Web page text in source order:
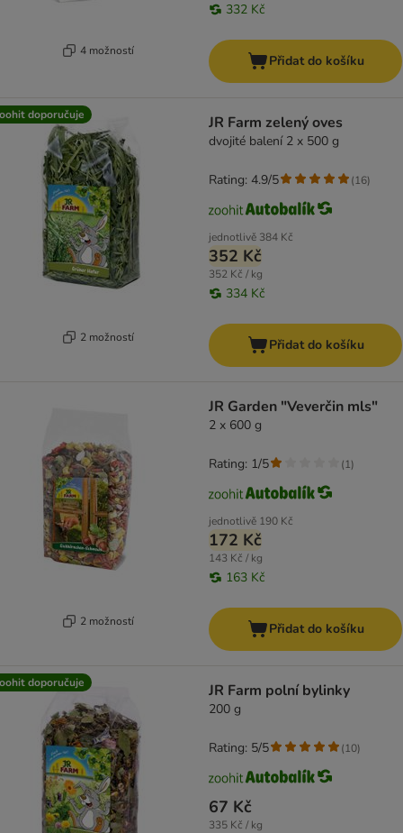
4 možností
332 Kč
Přidat do košíku
doporučuje
2 možností
JR Farm zelený oves
dvojité balení 2 x 500 g
jednotlivě 384 Kč
352 Kč
352 Kč / kg
334 Kč
Rating: 4.9/5 (16)
Přidat do košíku
2 možností
JR Garden "Veverčin mls"
2 x 600 g
jednotlivě 190 Kč
172 Kč
143 Kč / kg
163 Kč
Rating: 1/5 (1)
Přidat do košíku
doporučuje JR Farm polní bylinky
200 g
67 Kč
335 Kč / kg
Rating: 5/5 (10)